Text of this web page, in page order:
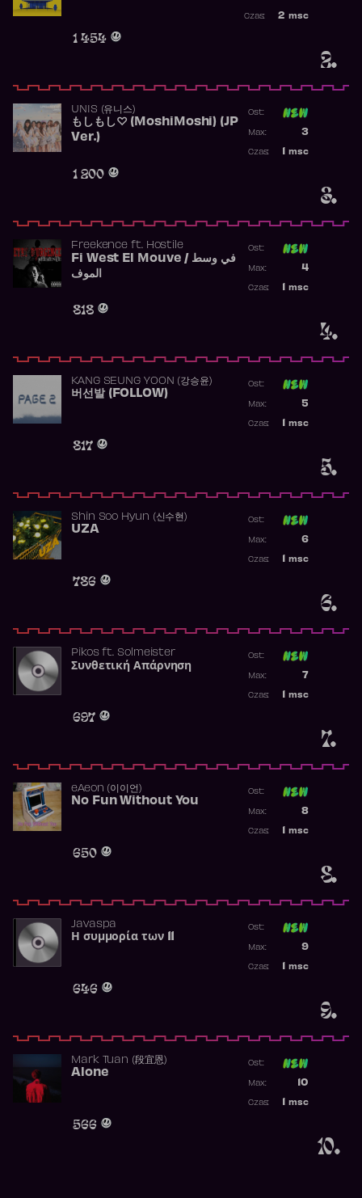
2.
1 454
2 msc
Czas:
3.
UNIS (유니스)
もしもし♡ (MoshiMoshi) (JP
Ver.)
1 200
Ost:
3
Max:
msc
Czas:
4.
Freekence ft. Hostile
Fi West El Mouve / في وسط
الموف
818
Ost:
4
Max:
msc
Czas:
5.
KANG SEUNG YOON (강승윤)
버선발 (FOLLOW)
817
Ost:
5
Max:
msc
Czas:
6.
Shin Soo Hyun (신수현)
UZA
786
Ost:
6
Max:
msc
Czas:
7.
Pikosft. Solmeister
Συνθετική Απάρνηση
697
Ost:
7
Max:
msc
Czas:
8.
​eAeon (이이언)
No Fun Without You
650
Ost:
8
Max:
msc
Czas:
9.
Javaspa
Η συμμορία των 11
646
Ost:
9
Max:
msc
Czas:
10.
Mark Tuan (段宜恩)
Alone
566
Ost:
10
Max:
msc
Czas: